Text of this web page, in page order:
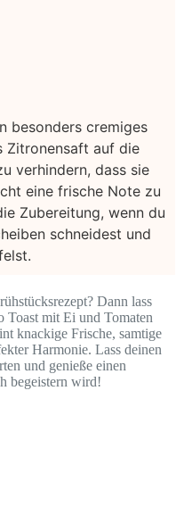
besonders cremiges
Zitronensaft auf die
verhindern, dass sie
eine frische Note zu
Zubereitung, wenn du
schneidest und
Dann lass
Toast mit Ei und Tomaten
knackige Frische, samtige
Harmonie. Lass deinen
und genieße einen
begeistern wird!